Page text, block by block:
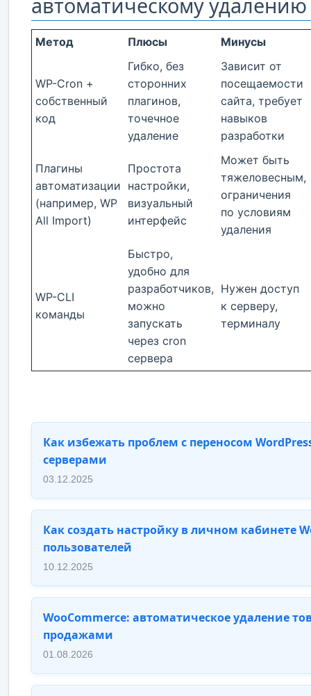
Метод Плюсы Минусы
WP-Cron +
собственный
код
Гибко, без
сторонних
плагинов,
точечное
удаление
Зависит от
посещаемости
сайта, требует
навыков
разработки
Плагины
автоматизации
(например, WP
All Import)
Простота
настройки,
визуальный
интерфейс
Может быть
тяжеловесным,
ограничения
по условиям
удаления
WP-CLI
команды
Быстро,
удобно для
разработчиков,
можно
запускать
через cron
сервера
Нужен доступ
к серверу,
терминалу
Как избежать проблем с переносом
серверами
03.12.2025
Как создать настройку в личном кабинете
пользователей
10.12.2025
WooCommerce: автоматическое удаление
продажами
01.08.2026